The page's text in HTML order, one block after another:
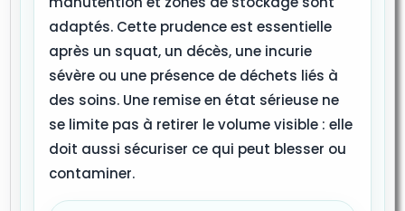
adaptés. Cette prudence est essentielle
après un squat, un décès, une incurie
sévère ou une présence de déchets liés à
des soins. Une remise en état sérieuse ne
se limite pas à retirer le volume visible : elle
doit aussi sécuriser ce qui peut blesser ou
contaminer.